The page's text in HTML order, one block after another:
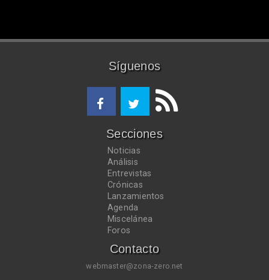
Síguenos
Secciones
Noticias
Análisis
Entrevistas
Crónicas
Lanzamientos
Agenda
Miscelánea
Foros
Contacto
webmaster@zona-zero.net